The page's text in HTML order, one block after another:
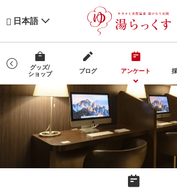
日本語
グッズ/
ショップ
ブログ アンケート